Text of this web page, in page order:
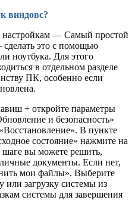
виндовс?
настройкам — Самый простой
это с помощью
ноутбука. Для этого
в отдельном разделе
ПК, особенно если
+ откройте параметры
и безопасность»
В пункте
состояние» нажмите на
вы можете решить,
документы. Если нет,
мои файлы». Выберите
или загрузку системы из
системы для завершения